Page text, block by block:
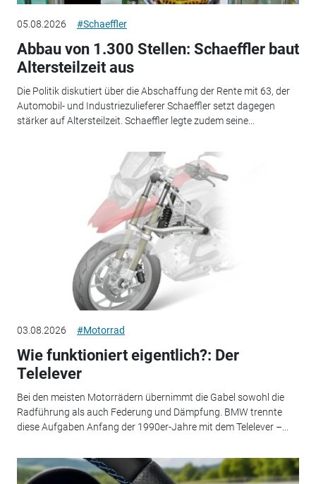
05.08.2026 #Schaeffler
Abbau von 1.300 Stellen: Schaeffler baut
Altersteilzeit aus
Die Politik diskutiert über die Abschaffung der Rente mit 63, der
Automobil- und Industriezulieferer Schaeffler setzt dagegen
stärker auf Altersteilzeit. Schaeffler legte zudem seine...
03.08.2026 #Motorrad
Wie funktioniert eigentlich?: Der
Telelever
Bei den meisten Motorrädern übernimmt die Gabel sowohl die
Radführung als auch Federung und Dämpfung. BMW trennte
diese Aufgaben Anfang der 1990er-Jahre mit dem Telelever –...